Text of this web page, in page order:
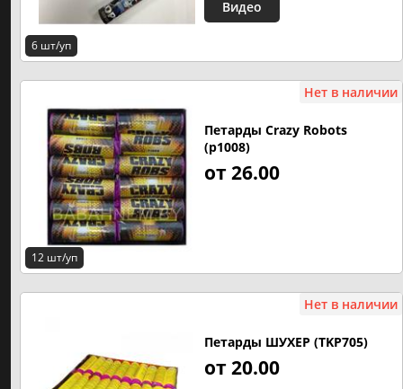
6 шт/уп
Видео
12 шт/уп
Петарды Crazy Robots
(p1008)
от 26.00
Нет в наличии
Петарды ШУХЕР (TKP705)
от 20.00
Нет в наличии